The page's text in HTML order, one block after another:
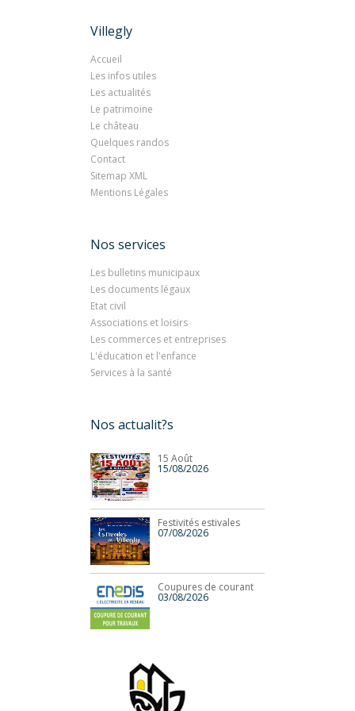
Villegly
Accueil
Les infos utiles
Les actualités
Le patrimoine
Le château
Quelques randos
Contact
Sitemap XML
Mentions Légales
Nos services
Les bulletins municipaux
Les documents légaux
Etat civil
Associations et loisirs
Les commerces et entreprises
L'éducation et l'enfance
Services à la santé
Nos actualit?s
15 Août
15/08/2026
Festivités estivales
07/08/2026
Coupures de courant
03/08/2026